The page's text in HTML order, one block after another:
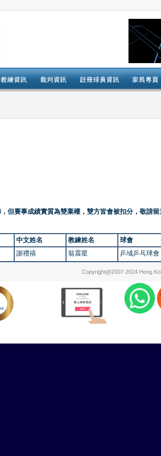
但賽事成績實質為雙棄權，雙方皆會被扣分，敬請留
中文姓名 教練姓名
球會
謝禮禧 翁震星 乒域乒乓球會